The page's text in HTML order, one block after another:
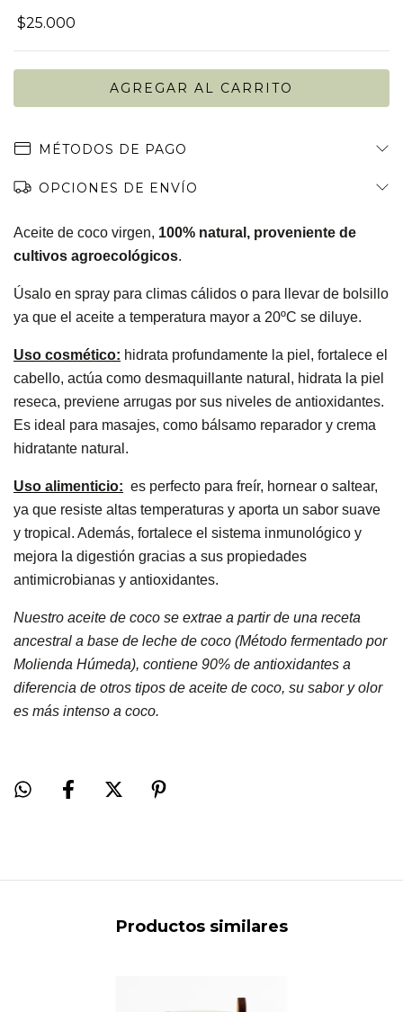
$25.000
MÉTODOS DE PAGO
OPCIONES DE ENVÍO
Aceite de coco virgen, 100% natural, proveniente de
cultivos agroecológicos.
Úsalo en spray para climas cálidos o para llevar de bolsillo
ya que el aceite a temperatura mayor a 20ºC se diluye.
Uso cosmético: hidrata profundamente la piel, fortalece el
cabello, actúa como desmaquillante natural, hidrata la piel
reseca, previene arrugas por sus niveles de antioxidantes.
Es ideal para masajes, como bálsamo reparador y crema
hidratante natural.
Uso alimenticio: es perfecto para freír, hornear o saltear,
ya que resiste altas temperaturas y aporta un sabor suave
y tropical. Además, fortalece el sistema inmunológico y
mejora la digestión gracias a sus propiedades
antimicrobianas y antioxidantes.
Nuestro aceite de coco se extrae a partir de una receta
ancestral a base de leche de coco (Método fermentado por
Molienda Húmeda), contiene 90% de antioxidantes a
diferencia de otros tipos de aceite de coco, su sabor y olor
es más intenso a coco.
Productos similares